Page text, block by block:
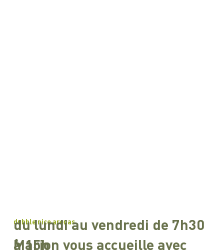
dubble nice arenas
Marion vous accueille avec
du lundi au vendredi de 7h30
à 15h